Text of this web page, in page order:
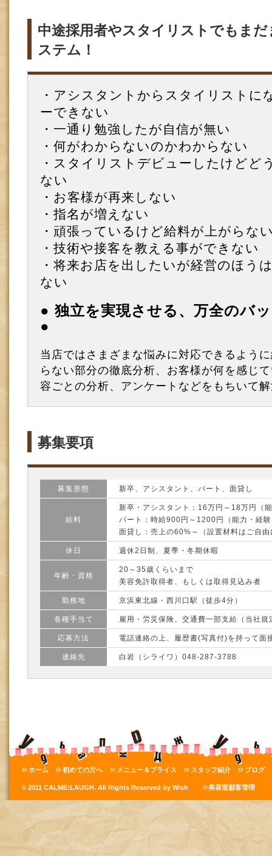
中途採用者やスタイリストでもま
ステム！
・アシスタントからスタイリストに
ーできない
・一通り勉強したが自信が無い
・何がわからないのかわからない
・スタイリストデビューしたけどど
ない
・お客様が再来しない
・指名が増えない
・頑張っているけど給料が上がらな
・技術や接客を教える事ができない
・将来お店を出したいが経営のほう
ない
● 独立を実現させる、万全のバ
●
当店ではさまざまな悩みに対応できるよう
らない部分の徹底分析、お客様が何を感じ
容ごとの分析、アンケートなどをもちいて
募集要項
募集形態 新卒、アシスタント、パート、面貸し
給料
新卒・アシスタント：16万円～18万円（
パート：時給900円～1200円（能力・経
面貸し：売上の60%～（設置材料はご自
休日 週休2日制、夏季・冬期休暇
年齢・資格
20～35歳くらいまで
美容免許取得者、もしくは取得見込み者
勤務地 京浜東北線・西川口駅（徒歩4分）
各種手当て 雇用・労災保険、交通費一部支給（当社規
応募方法 電話連絡の上、履歴書(写真付)を持って面
連絡先 白岩（シライワ）048-287-3788
ホーム 初めての方へ メニュー＆プライス スタッフ紹介 ブログ
© 2011 CALME:LAUGH. All Rights Reserved by Wish 美容室顧客管理